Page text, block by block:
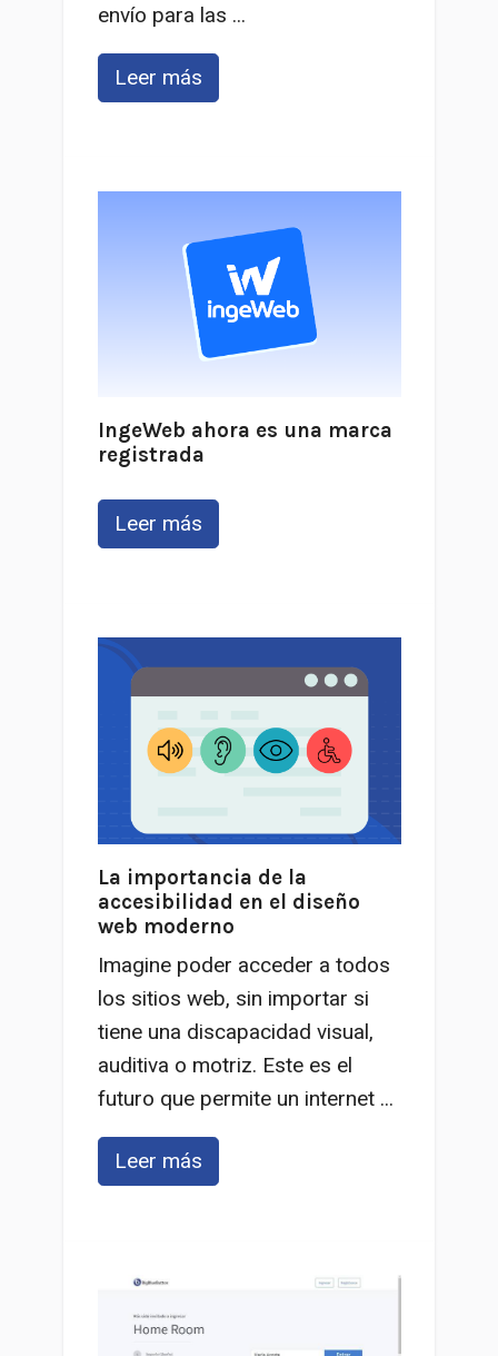
envío para las ...
Leer más
IngeWeb ahora es una marca
registrada
Leer más
La importancia de la
accesibilidad en el diseño
web moderno
Imagine poder acceder a todos
los sitios web, sin importar si
tiene una discapacidad visual,
auditiva o motriz. Este es el
futuro que permite un internet ...
Leer más